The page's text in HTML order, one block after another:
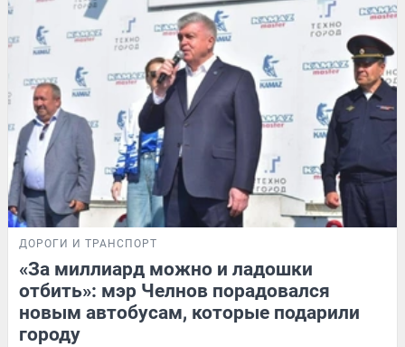
ДОРОГИ И ТРАНСПОРТ
«За миллиард можно и ладошки
отбить»: мэр Челнов порадовался
новым автобусам, которые подарили
городу